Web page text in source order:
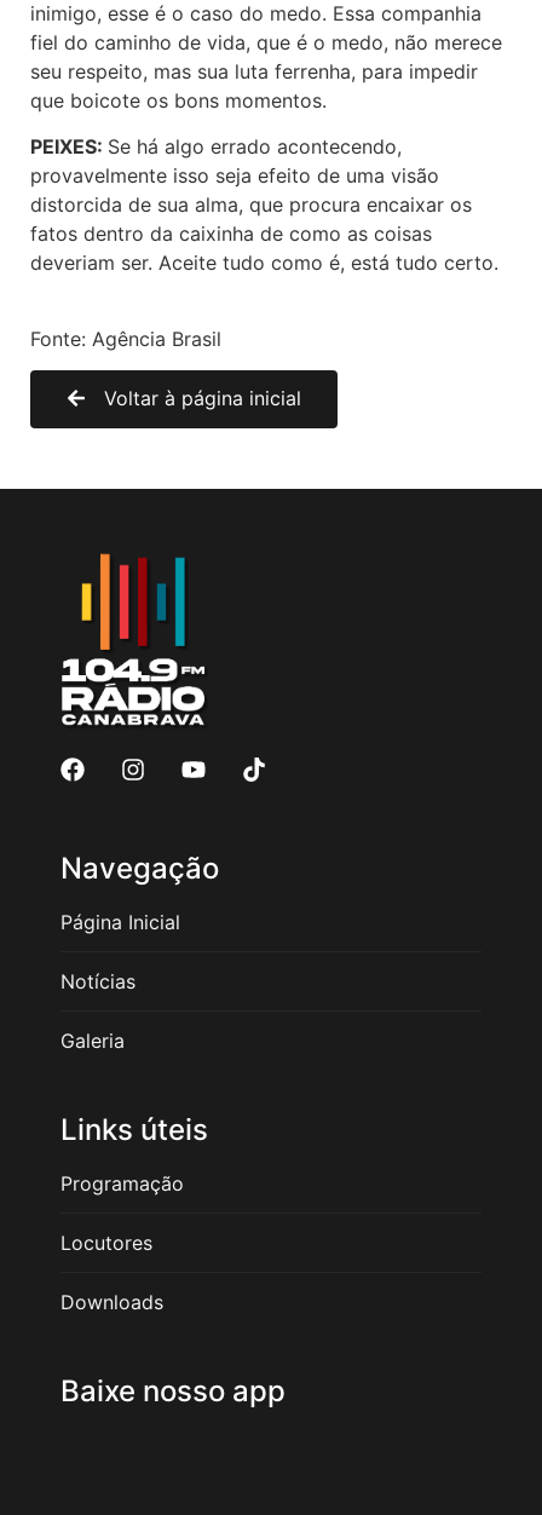
inimigo, esse é o caso do medo. Essa companhia
fiel do caminho de vida, que é o medo, não merece
seu respeito, mas sua luta ferrenha, para impedir
que boicote os bons momentos.
PEIXES: Se há algo errado acontecendo,
provavelmente isso seja efeito de uma visão
distorcida de sua alma, que procura encaixar os
fatos dentro da caixinha de como as coisas
deveriam ser. Aceite tudo como é, está tudo certo.
Fonte: Agência Brasil
Voltar à página inicial
Navegação
Página Inicial
Notícias
Galeria
Links úteis
Programação
Locutores
Downloads
Baixe nosso app